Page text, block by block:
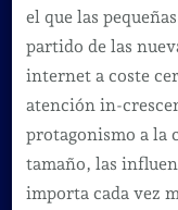
el que las
partido de las
internet a coste
atención in-
protagonismo a la
tamaño, las
importa cada vez